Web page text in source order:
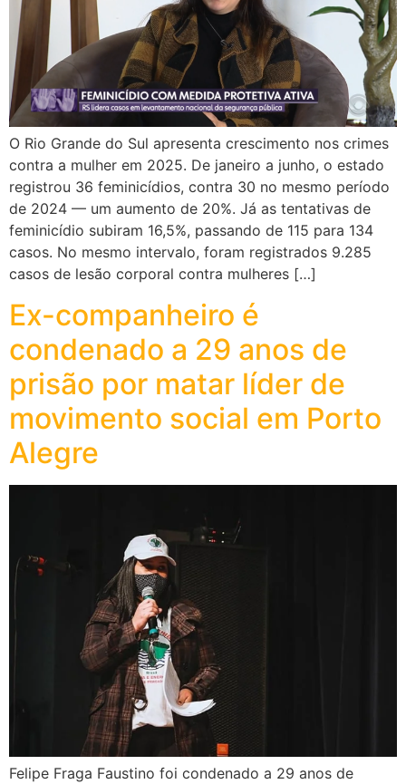
O Rio Grande do Sul apresenta crescimento nos crimes
contra a mulher em 2025. De janeiro a junho, o estado
registrou 36 feminicídios, contra 30 no mesmo período
de 2024 — um aumento de 20%. Já as tentativas de
feminicídio subiram 16,5%, passando de 115 para 134
casos. No mesmo intervalo, foram registrados 9.285
casos de lesão corporal contra mulheres […]
Ex-companheiro é
condenado a 29 anos de
prisão por matar líder de
movimento social em Porto
Alegre
Felipe Fraga Faustino foi condenado a 29 anos de